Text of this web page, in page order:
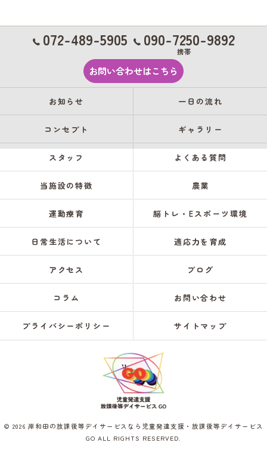
072-489-5905 090-7250-9892
携帯
お問い合わせはこちら
お知らせ 一日の流れ
コンセプト ギャラリー
スタッフ よくある質問
当施設の特徴 農業
運動療育 脳トレ・Eスポーツ環境
日常生活について 適応力を育成
アクセス ブログ
コラム お問い合わせ
プライバシーポリシー サイトマップ
© 2026 岸和田の放課後等デイサービスなら児童発達支援・放課後等デイサービス
GO ALL RIGHTS RESERVED.